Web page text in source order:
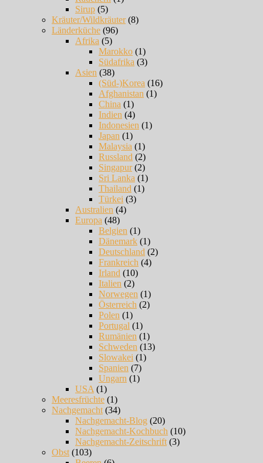
Sirup (5)
Kräuter/Wildkräuter(8)
Länderküche (96)
Afrika (5)
Marokko (1)
Südafrika (3)
Asien (38)
(Süd-)Korea (16)
Afghanistan (1)
China (1)
Indien (4)
Indonesien (1)
Japan (1)
Malaysia (1)
Russland (2)
Singapur(2)
Sri Lanka (1)
Thailand (1)
Türkei (3)
Australien (4)
Europa (48)
Belgien (1)
Dänemark (1)
Deutschland (2)
Frankreich (4)
Irland (10)
Italien (2)
Norwegen (1)
Österreich (2)
Polen (1)
Portugal (1)
Rumänien (1)
Schweden (13)
Slowakei (1)
Spanien (7)
Ungarn (1)
USA (1)
Meeresfrüchte (1)
Nachgemacht (34)
Nachgemacht-Blog (20)
Nachgemacht-Kochbuch (10)
Nachgemacht-Zeitschrift (3)
Obst (103)